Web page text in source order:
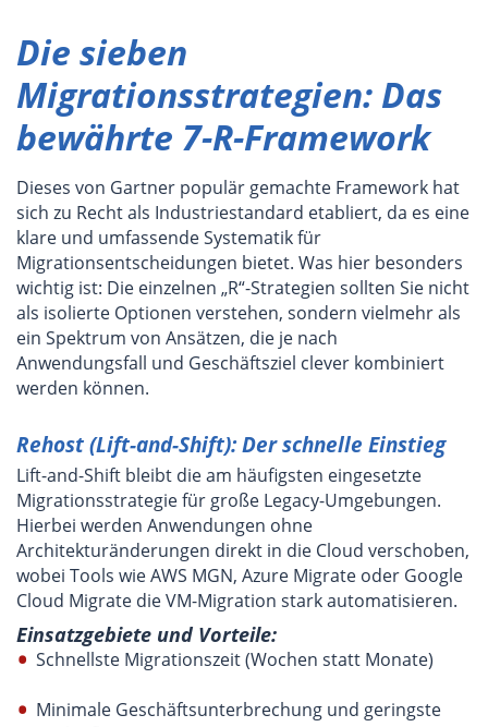
Die sieben
Migrationsstrategien: Das
bewährte 7-R-Framework
Dieses von Gartner populär gemachte Framework hat
sich zu Recht als Industriestandard etabliert, da es eine
klare und umfassende Systematik für
Migrationsentscheidungen bietet. Was hier besonders
wichtig ist: Die einzelnen „R“-Strategien sollten Sie nicht
als isolierte Optionen verstehen, sondern vielmehr als
ein Spektrum von Ansätzen, die je nach
Anwendungsfall und Geschäftsziel clever kombiniert
werden können.
Rehost (Lift-and-Shift): Der schnelle Einstieg
Lift-and-Shift bleibt die am häufigsten eingesetzte
Migrationsstrategie für große Legacy-Umgebungen.
Hierbei werden Anwendungen ohne
Architekturänderungen direkt in die Cloud verschoben,
wobei Tools wie AWS MGN, Azure Migrate oder Google
Cloud Migrate die VM-Migration stark automatisieren.
Einsatzgebiete und Vorteile:
Schnellste Migrationszeit (Wochen statt Monate)
Minimale Geschäftsunterbrechung und geringste